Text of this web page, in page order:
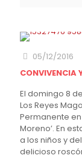
05/12/2016
CONVIVENCIA
El domingo 8
Los Reyes
Permanente
Moreno’. En
a los niños y
delicioso